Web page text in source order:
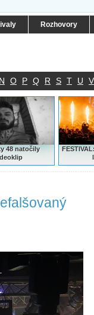
Rozhovory
N O P Q R S T U V
48 natočily